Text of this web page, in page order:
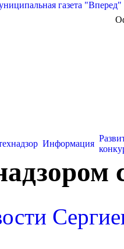
газета "Вперед"
Информация